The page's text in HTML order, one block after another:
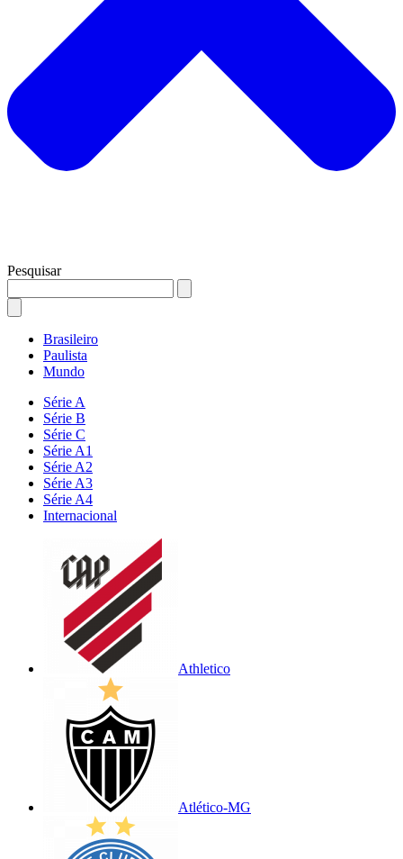
Pesquisar
Brasileiro
Paulista
Mundo
Série A
Série B
Série C
Série A1
Série A2
Série A3
Série A4
Internacional
Athletico
Atlético-MG